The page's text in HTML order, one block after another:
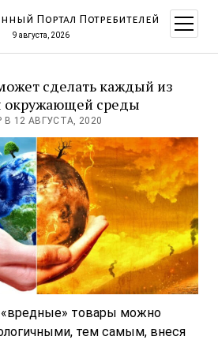
Портал Потребителей
9 августа, 2026
меню
сделать каждый из
окружающей среды
12 АВГУСТА, 2020
«вредные» товары можно
тем самым, внеся